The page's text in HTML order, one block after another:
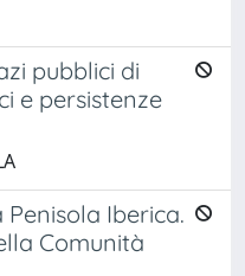
pubblici di
e persistenze
Iberica.
Comunità